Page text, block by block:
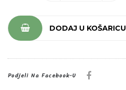
DODAJ U KOŠARICU
Podjeli Na Facebook-U